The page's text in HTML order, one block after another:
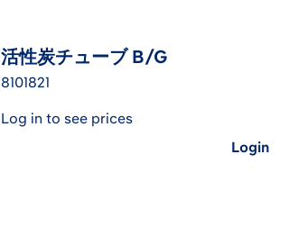
活性炭チューブ B/G
8101821
Log in to see prices
Login